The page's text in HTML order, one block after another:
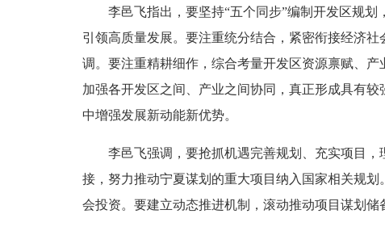
李邑飞指出，要坚持“五个同步”编制开发区规划
引领高质量发展。要注重统分结合，紧密衔接经济
调。要注重精耕细作，综合考量开发区资源禀赋、
加强各开发区之间、产业之间协同，真正形成具有
中增强发展新动能新优势。
李邑飞强调，要抢抓机遇完善规划、充实项目，
接，努力推动宁夏谋划的重大项目纳入国家相关规
会投资。要建立动态推进机制，滚动推动项目谋划储